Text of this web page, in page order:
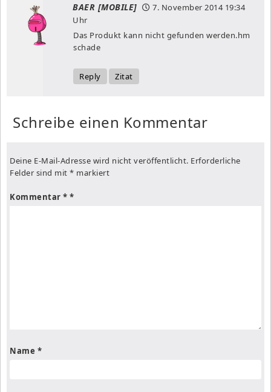
BAER [MOBILE] 7. November 201419:34
Uhr
Das Produkt kann nicht gefunden werden.hm
schade
Reply Zitat
Schreibe einen Kommentar
Deine E-Mail-Adresse wird nicht veröffentlicht. Erforderliche
Felder sind mit * markiert
Kommentar *
Name *